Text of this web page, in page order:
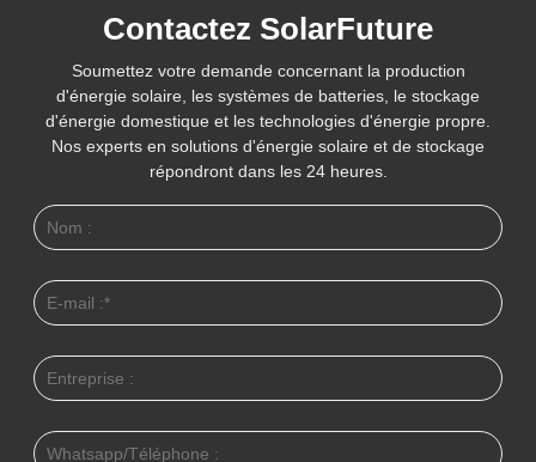
Contactez SolarFuture
Soumettez votre demande concernant la production
d'énergie solaire, les systèmes de batteries, le stockage
d'énergie domestique et les technologies d'énergie propre.
Nos experts en solutions d'énergie solaire et de stockage
répondront dans les 24 heures.